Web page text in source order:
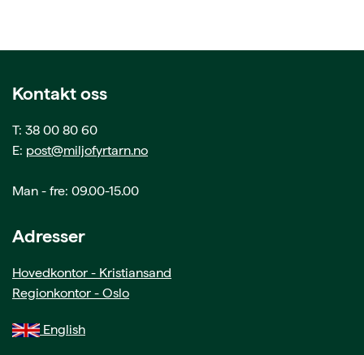
Kontakt oss
T: 38 00 80 60
E: post@miljofyrtarn.no
Man - fre: 09.00-15.00
Adresser
Hovedkontor - Kristiansand
Regionkontor - Oslo
English